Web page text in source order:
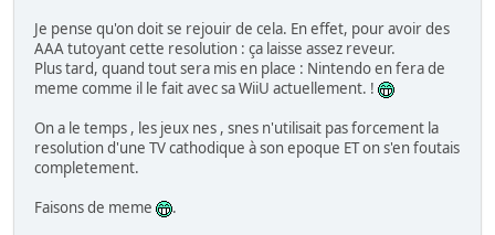
Je pense qu'on doit se rejouir de cela. En effet, pour avoir des
AAA tutoyant cette resolution : ça laisse assez reveur.
Plus tard, quand tout sera mis en place : Nintendo en fera de
meme comme il le fait avec sa WiiU actuellement. !
On a le temps , les jeux nes , snes n'utilisait pas forcement la
resolution d'une TV cathodique à son epoque ET on s'en foutais
completement.
Faisons de meme
.